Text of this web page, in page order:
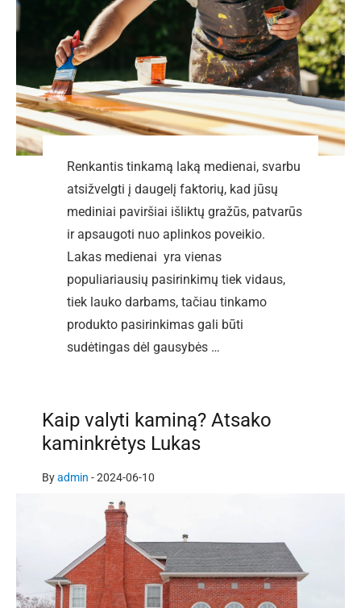
Renkantis tinkamą laką medienai, svarbu
atsižvelgti į daugelį faktorių, kad jūsų
mediniai paviršiai išliktų gražūs, patvarūs
ir apsaugoti nuo aplinkos poveikio.
Lakas medienai yra vienas
populiariausių pasirinkimų tiek vidaus,
tiek lauko darbams, tačiau tinkamo
produkto pasirinkimas gali būti
sudėtingas dėl gausybės …
Kaip valyti kaminą? Atsako
kaminkrėtys Lukas
Byadmin -2024-06-10